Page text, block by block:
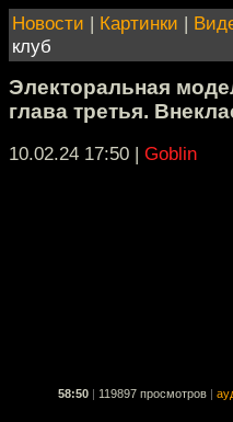
Новости | Картинки |
клуб
Электоральная
глава третья.
10.02.24 17:50 | Goblin
58:50 119897 просмотров